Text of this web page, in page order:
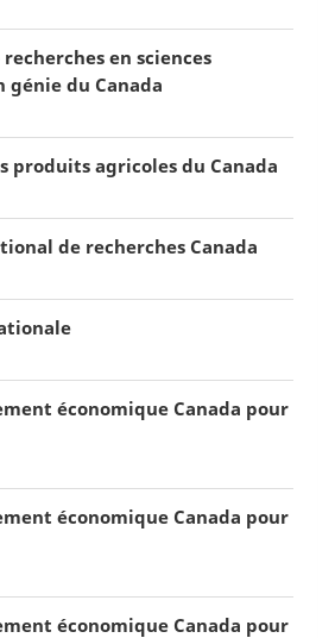
en sciences
génie du Canada
produits agricoles du Canada
de recherches Canada
économique Canada pour
économique Canada pour
économique Canada pour